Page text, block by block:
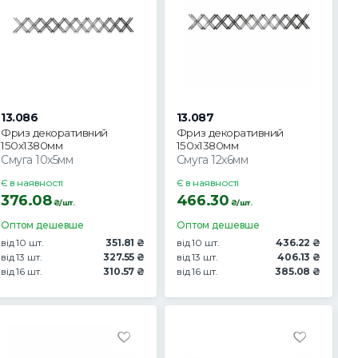
13.086
Фриз декоративний
150х1380мм
Смуга 10х5мм
Є в наявності
376.08₴/шт.
Оптом дешевше
від 10 шт.
351.81 ₴
від 13 шт.
327.55 ₴
від 16 шт.
310.57 ₴
13.087
Фриз декоративний
150х1380мм
Смуга 12х6мм
Є в наявності
466.30 ₴/шт.
Оптом дешевше
від 10 шт.
436.22 ₴
від 13 шт.
406.13 ₴
від 16 шт.
385.08 ₴